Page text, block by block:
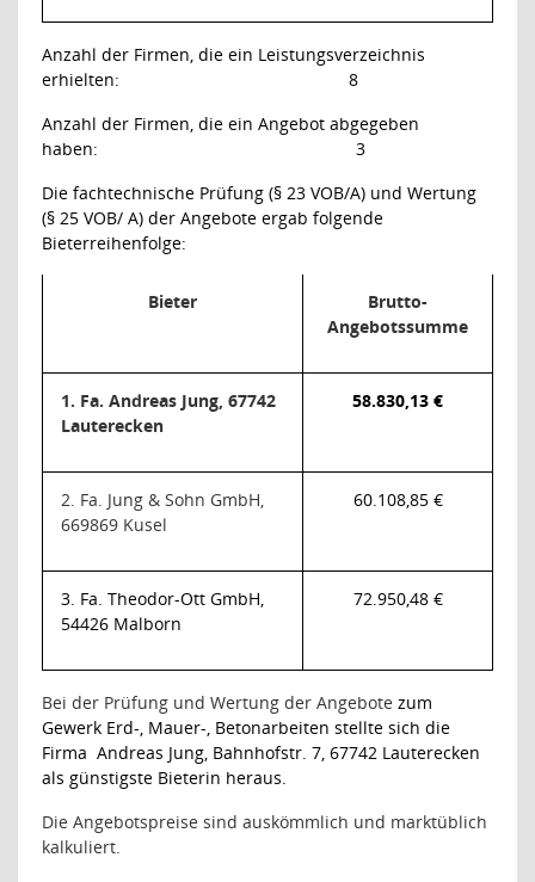
Anzahl der Firmen, die ein Leistungsverzeichnis
erhielten:
8
Anzahl der Firmen, die ein Angebot abgegeben
haben:
3
Die fachtechnische Prüfung (§ 23 VOB/A) und Wertung
(§ 25 VOB/ A) der Angebote ergab folgende
Bieterreihenfolge:
Bieter
Brutto-
Angebotssumme
1. Fa. Andreas Jung, 67742
Lauterecken
58.830,13 €
2. Fa. Jung & Sohn GmbH,
669869 Kusel
60.108,85 €
3. Fa. Theodor-Ott GmbH,
54426 Malborn
72.950,48 €
Bei der Prüfung und Wertung der Angebote zum
Gewerk Erd-, Mauer-, Betonarbeiten stellte sich die
Firma Andreas Jung, Bahnhofstr. 7, 67742 Lauterecken
als günstigste Bieterin heraus.
Die Angebotspreise sind auskömmlich und marktüblich
kalkuliert.